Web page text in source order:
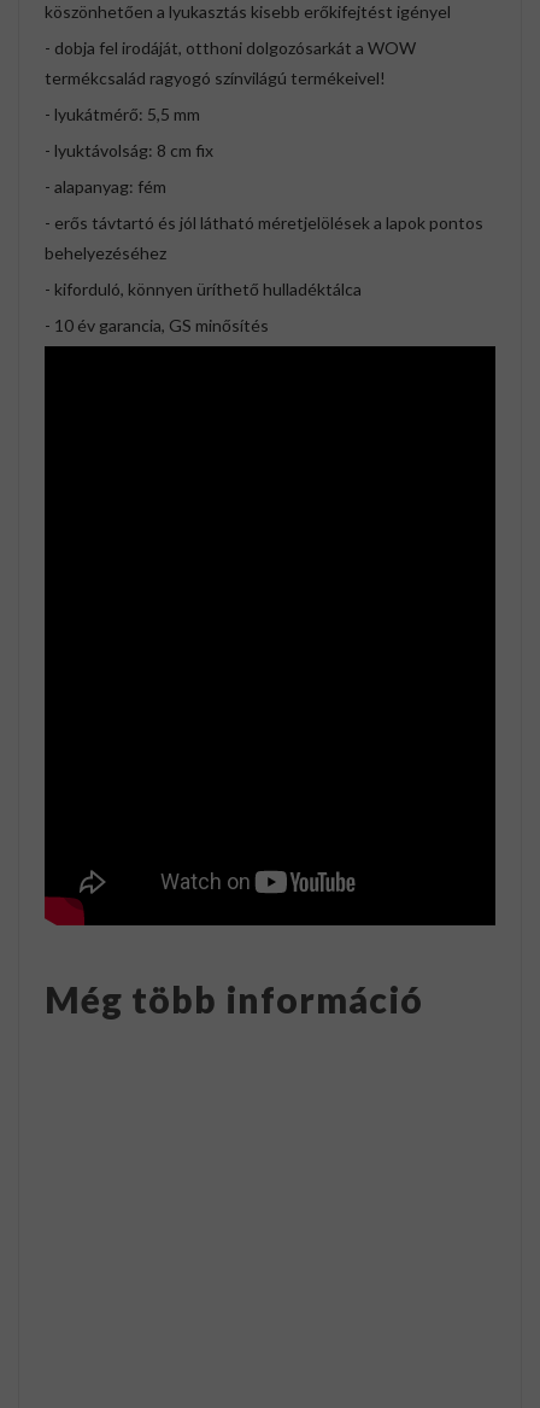
köszönhetően a lyukasztás kisebb erőkifejtést igényel
- dobja fel irodáját, otthoni dolgozósarkát a WOW
termékcsalád ragyogó színvilágú termékeivel!
- lyukátmérő: 5,5 mm
- lyuktávolság: 8 cm fix
- alapanyag: fém
- erős távtartó és jól látható méretjelölések a lapok pontos
behelyezéséhez
- kiforduló, könnyen üríthető hulladéktálca
- 10 év garancia, GS minősítés
Még több információ